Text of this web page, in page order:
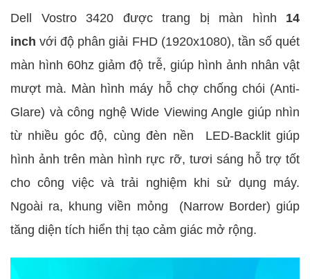
Dell Vostro 3420 được trang bị màn hình 14
inch với độ phân giải FHD (1920x1080), tần số quét
màn hình 60hz giảm độ trễ, giúp hình ảnh nhân vật
mượt mà. Màn hình máy hỗ chợ chống chói (Anti-
Glare) và công nghệ Wide Viewing Angle giúp nhìn
từ nhiều góc độ, cùng đèn nền LED-Backlit giúp
hình ảnh trên màn hình rực rỡ, tươi sáng hỗ trợ tốt
cho công việc và trải nghiệm khi sử dụng máy.
Ngoài ra, khung viền mỏng (Narrow Border) giúp
tăng diện tích hiển thị tạo cảm giác mở rộng.